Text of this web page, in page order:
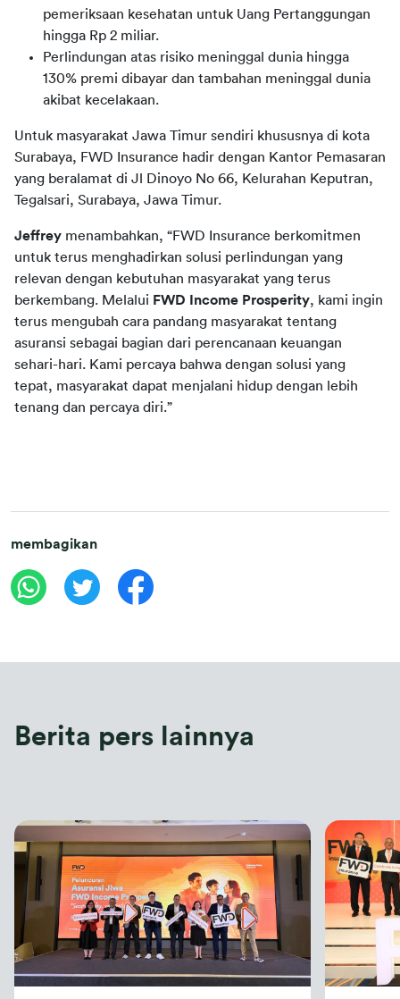
pemeriksaan kesehatan untuk Uang Pertanggungan
hingga Rp 2 miliar.
Perlindungan atas risiko meninggal dunia hingga
130% premi dibayar dan tambahan meninggal dunia
akibat kecelakaan.
Untuk masyarakat Jawa Timur sendiri khususnya di kota
Surabaya, FWD Insurance hadir dengan Kantor Pemasaran
yang beralamat di Jl Dinoyo No 66, Kelurahan Keputran,
Tegalsari, Surabaya, Jawa Timur.
Jeffrey menambahkan, “FWD Insurance berkomitmen
untuk terus menghadirkan solusi perlindungan yang
relevan dengan kebutuhan masyarakat yang terus
berkembang. Melalui FWD Income Prosperity, kami ingin
terus mengubah cara pandang masyarakat tentang
asuransi sebagai bagian dari perencanaan keuangan
sehari-hari. Kami percaya bahwa dengan solusi yang
tepat, masyarakat dapat menjalani hidup dengan lebih
tenang dan percaya diri.”
membagikan
Berita pers lainnya